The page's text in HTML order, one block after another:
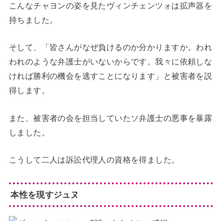
こんなチャヨンの姿を見たヴィンチェンツォは拡声器を
持ちました。
そして、「皆さんがなぜ負けるのか分かりますか。われ
われのような弁護士がいないからです。我々に依頼しな
ければ勝利の機会を逃すことになります」と被害者を説
得します。
また、被害者の会を担当していたソ弁護士の悪事を暴露
しました。
こうして二人は訴訟代理人の資格を得ました。
本性を現すジュヌ